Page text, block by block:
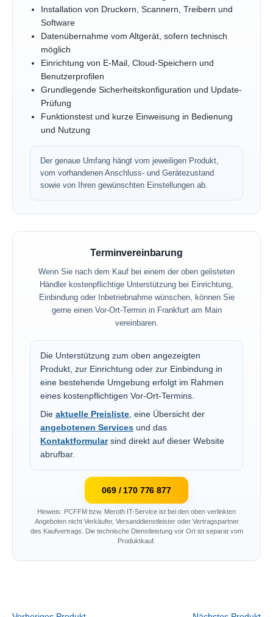
Installation von Druckern, Scannern, Treibern und
Software
Datenübernahme vom Altgerät, sofern technisch
möglich
Einrichtung von E-Mail, Cloud-Speichern und
Benutzerprofilen
Grundlegende Sicherheitskonfiguration und Update-
Prüfung
Funktionstest und kurze Einweisung in Bedienung
und Nutzung
Der genaue Umfang hängt vom jeweiligen Produkt,
vom vorhandenen Anschluss- und Gerätezustand
sowie von Ihren gewünschten Einstellungen ab.
Terminvereinbarung
Wenn Sie nach dem Kauf bei einem der oben gelisteten
Händler kostenpflichtige Unterstützung bei Einrichtung,
Einbindung oder Inbetriebnahme wünschen, können Sie
gerne einen Vor-Ort-Termin in Frankfurt am Main
vereinbaren.
Die Unterstützung zum oben angezeigten
Produkt, zur Einrichtung oder zur Einbindung in
eine bestehende Umgebung erfolgt im Rahmen
eines kostenpflichtigen Vor-Ort-Termins.
Die aktuelle Preisliste, eine Übersicht der
angebotenen Services und das
Kontaktformularsind direkt auf dieser Website
abrufbar.
069 / 170 776 877
Hinweis: PCFFM bzw. Meroth IT-Service ist bei den oben verlinkten
Angeboten nicht Verkäufer, Versanddienstleister oder Vertragspartner
des Kaufvertrags. Die technische Dienstleistung vor Ort ist separat vom
Produktkauf.